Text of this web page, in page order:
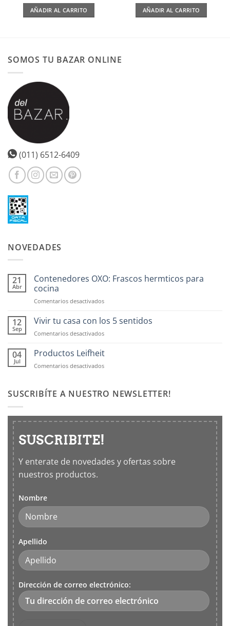
AÑADIR AL CARRITO AÑADIR AL CARRITO
SOMOS TU BAZAR ONLINE
(011) 6512-6409
NOVEDADES
21
Abr
Contenedores OXO: Frascos hermticos para
cocina
Comentarios desactivadosen
OXO:
hermticos
cocina
12
Sep
Vivir tu casa con los 5 sentidos
Comentarios desactivadosen
tu
con
sentidos
04
Jul
Productos Leifheit
Comentarios desactivadosen
SUSCRIBÍTE A NUESTRO NEWSLETTER!
SUSCRIBITE!
Y enterate de novedades y ofertas sobre
nuestros productos.
Nombre
Apellido
Dirección de correo electrónico: